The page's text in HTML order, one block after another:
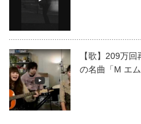
【歌】209万
の名曲「M エ